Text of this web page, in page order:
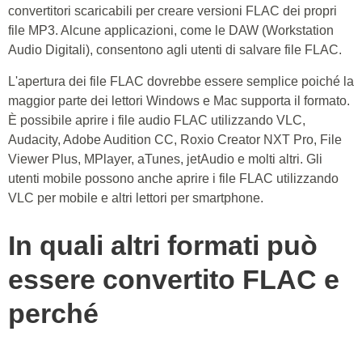
convertitori scaricabili per creare versioni FLAC dei propri
file MP3. Alcune applicazioni, come le DAW (Workstation
Audio Digitali), consentono agli utenti di salvare file FLAC.
L'apertura dei file FLAC dovrebbe essere semplice poiché la
maggior parte dei lettori Windows e Mac supporta il formato.
È possibile aprire i file audio FLAC utilizzando VLC,
Audacity, Adobe Audition CC, Roxio Creator NXT Pro, File
Viewer Plus, MPlayer, aTunes, jetAudio e molti altri. Gli
utenti mobile possono anche aprire i file FLAC utilizzando
VLC per mobile e altri lettori per smartphone.
In quali altri formati può
essere convertito FLAC e
perché